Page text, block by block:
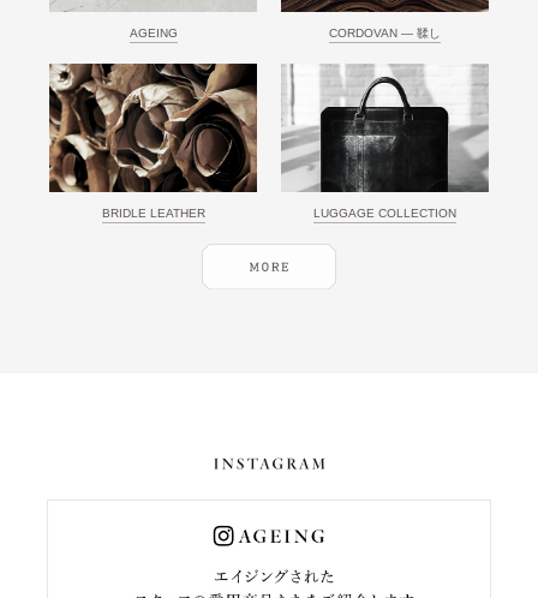
AGEING CORDOVAN ― 鞣し
BRIDLE LEATHER LUGGAGE COLLECTION